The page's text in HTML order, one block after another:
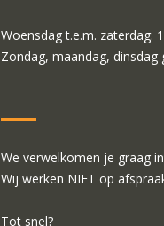
Woensdag t.e.m. zaterdag:
Zondag, maandag, dinsdag
We verwelkomen je graag
Wij werken NIET op
Tot snel?